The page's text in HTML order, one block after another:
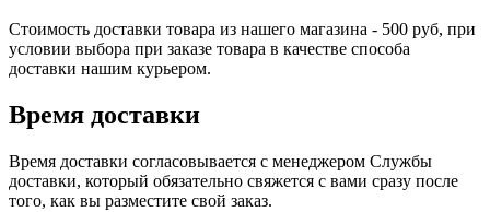
Стоимость доставки товара из нашего магазина - 500 руб, при
условии выбора при заказе товара в качестве способа
доставки нашим курьером.
Время доставки
Время доставки согласовывается с менеджером Службы
доставки, который обязательно свяжется с вами сразу после
того, как вы разместите свой заказ.